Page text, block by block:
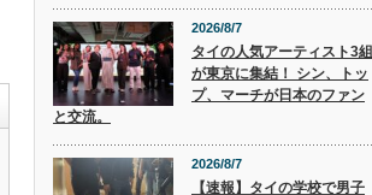
2026/8/7
タイの人気アーティスト3組
が東京に集結！ シン、トッ
プ、マーチが日本のファン
と交流。
2026/8/7
【速報】タイの学校で男子